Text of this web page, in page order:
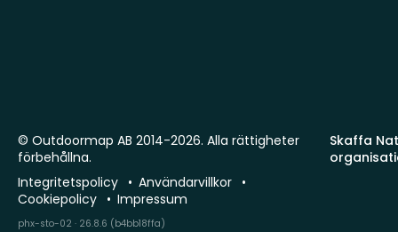
Skaffa
© Outdoormap AB 2014-2026. Alla rättigheter
förbehållna.
Integritetspolicy
Användarvillkor
Cookiepolicy
Impressum
phx-sto-02 · 26.8.6 (b4bb18ffa)